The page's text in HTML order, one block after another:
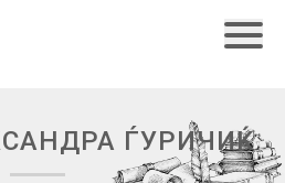
ЃУРИЧИЌ